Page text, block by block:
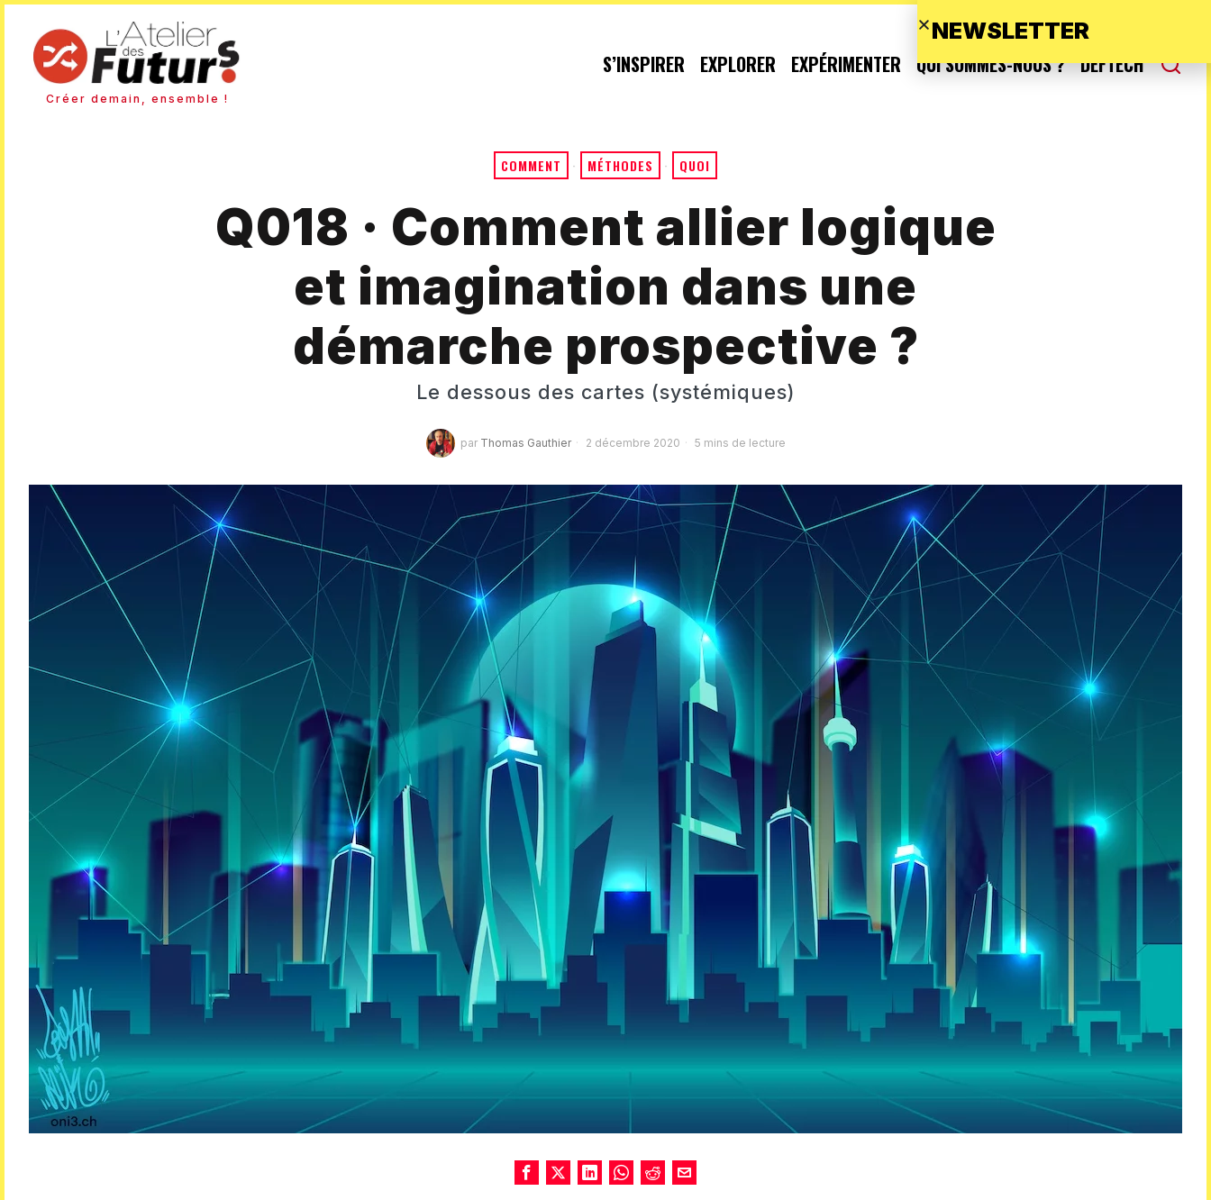
Créer demain, ensemble !
S’INSPIRER EXPLORER EXPÉRIMENTER QUI SOMMES-NOUS ? DEFTECH
COMMENT · MÉTHODES · QUOI
Q018 · Comment allier logique
et imagination dans une
démarche prospective ?
Le dessous des cartes (systémiques)
par Thomas Gauthier 2 décembre 2020 5 mins de lecture
NEWSLETTER